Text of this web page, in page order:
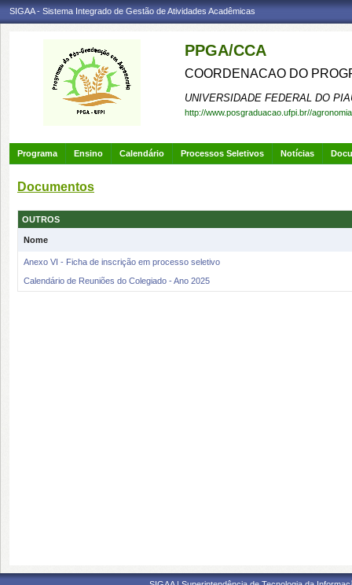
SIGAA - Sistema Integrado de Gestão de Atividades Acadêmicas
PPGA/CCA
COORDENACAO DO
UNIVERSIDADE FEDERAL DO
http://www.posgraduacao.ufpi.br//agronomia
Programa Ensino Calendário Processos Seletivos Notícias
Documentos
OUTROS
Nome
Anexo VI - Ficha de inscrição em processo seletivo
Calendário de Reuniões do Colegiado - Ano 2025